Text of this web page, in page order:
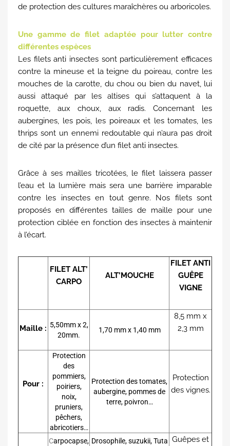
de protection des cultures maraîchères ou arboricoles.
Une gamme de filet adaptée pour lutter contre
différentes espèces
Les filets anti insectes sont particulièrement efficaces
contre la mineuse et la teigne du poireau, contre les
mouches de la carotte, du chou ou bien du navet, lui
aussi attaqué par les altises qui s’attaquent à la
roquette, aux choux, aux radis. Concernant les
aubergines, les pois, les poireaux et les tomates, les
thrips sont un ennemi redoutable qui n’aura pas droit
de cité par la présence d’un filet anti insectes.
Grâce à ses mailles tricotées, le filet laissera passer
l’eau et la lumière mais sera une barrière imparable
contre les insectes en tout genre. Nos filets sont
proposés en différentes tailles de maille pour une
protection ciblée en fonction des insectes à maintenir
à l’écart.
FILET ALT’
CARPO
ALT’MOUCHE
FILET ANTI
GUÊPE
VIGNE
Maille : 5,50mm x 2,
20mm.
1,70 mm x 1,40 mm
8,5 mm x
2,3 mm
Pour :
Protection
des
pommiers,
poiriers,
noix,
pruniers,
pêchers,
abricotiers…
Protection des tomates,
aubergine, pommes de
terre, poivron…
Protection
des vignes.
Carpocapse, Drosophile, suzukii, Tuta Guêpes et